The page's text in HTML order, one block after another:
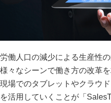
労働人口の減少による生産性
様々なシーンで働き方の改革
現場でのタブレットやクラウ
を活用していくことが「